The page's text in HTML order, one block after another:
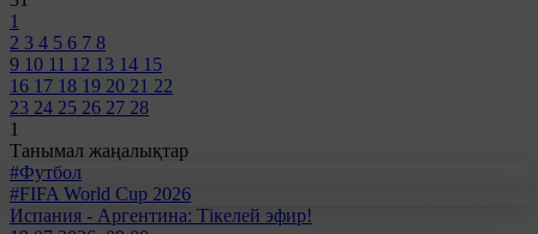
1
2 3 4 5 6 7 8
9 10 11 12 13 14 15
16 17 18 19 20 21 22
23 24 25 26 27 28
1
Танымал жаңалықтар
#Футбол
#FIFA World Cup 2026
Испания - Аргентина: Тікелей эфир!